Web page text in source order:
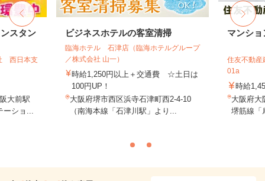
スタン
西日本支
大前駅
ショ...
ビジネスホテルの客室清掃
臨海ホテル 石津店（臨海ホテルグループ
／株式会社 山一）
時給1,250円以上＋交通費 ☆土日は
100円UP！
大阪府堺市西区浜寺石津町西2-4-10
（南海本線「石津川駅」より...
マンシ
住友不動産
01a
時給
大阪府大
堺筋線「